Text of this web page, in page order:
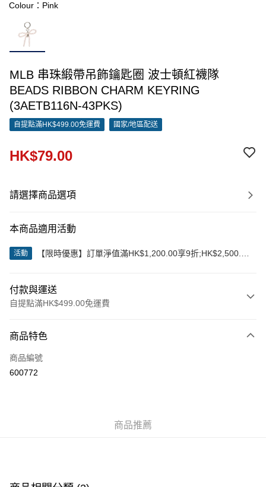
Colour：Pink
MLB 串珠緞帶吊飾鑰匙圈 波士頓紅襪隊
BEADS RIBBON CHARM KEYRING
(3AETB116N-43PKS)
自提點滿HK$499.00免運費 國家/地區配送
HK$79.00
請選擇商品選項
本商品適用活動
活動
【限時優惠】訂單淨值滿HK$1,200.00享9折;HK$2,500.00
付款與運送
自提點滿HK$499.00免運費
信用卡
Apple Pay
商品特色
商品編號
600772
商品推薦